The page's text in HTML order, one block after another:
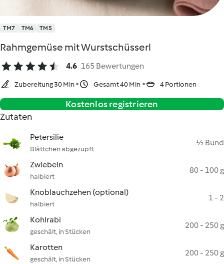
TM7 TM6 TM5
Rahmgemüse mit Wurstschüsserl
4.6 165 Bewertungen
Zubereitung 30 Min Gesamt 40 Min 4 Portionen
Kostenlos registrieren
Zutaten
Petersilie
Blättchen abgezupft
½ Bund
Zwiebeln
halbiert
80 - 100 g
Knoblauchzehen (optional)
halbiert
1 - 2
Kohlrabi
geschält, in Stücken
200 - 250 g
Karotten
geschält, in Stücken
200 - 250 g